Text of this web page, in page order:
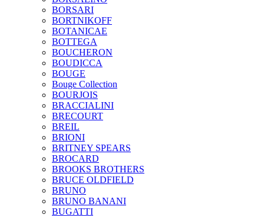
BORSARI
BORTNIKOFF
BOTANICAE
BOTTEGA
BOUCHERON
BOUDICCA
BOUGE
Bouge Collection
BOURJOIS
BRACCIALINI
BRECOURT
BREIL
BRIONI
BRITNEY SPEARS
BROCARD
BROOKS BROTHERS
BRUCE OLDFIELD
BRUNO
BRUNO BANANI
BUGATTI